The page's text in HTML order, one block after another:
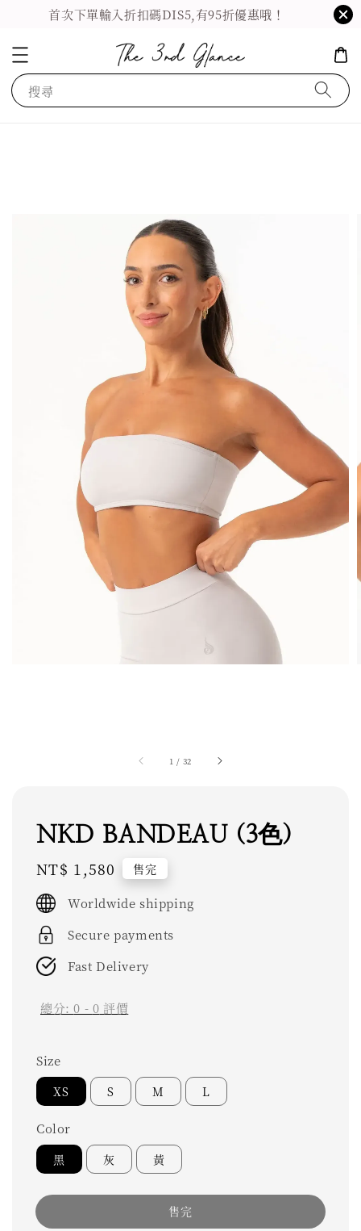
首次下單輸入折扣碼DIS5,有95折優惠哦！
搜尋
1 / 32
NKD BANDEAU (3色)
Regular
price
NT$ 1,580 售完
Worldwide shipping
Secure payments
Fast Delivery
總分:0 - 0 評價
Size
XS S M L
Color
黑 灰 黃
售完